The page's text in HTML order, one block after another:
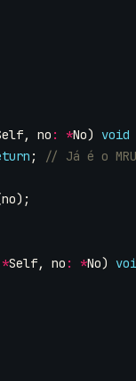
, no : *No)
void
;
no);
*Self, no : *No)